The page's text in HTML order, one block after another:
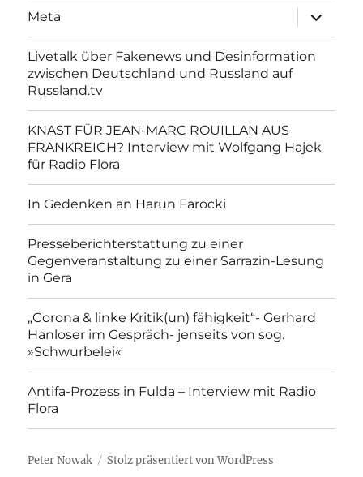
Meta
anzeigen
Livetalk über Fakenews und Desinformation
zwischen Deutschland und Russland auf
Russland.tv
KNAST FÜR JEAN-MARC ROUILLAN AUS
FRANKREICH? Interview mit Wolfgang Hajek
für Radio Flora
In Gedenken an Harun Farocki
Presseberichterstattung zu einer
Gegenveranstaltung zu einer Sarrazin-Lesung
in Gera
„Corona & linke Kritik(un) fähigkeit“- Gerhard
Hanloser im Gespräch- jenseits von sog.
»Schwurbelei«
Antifa-Prozess in Fulda – Interview mit Radio
Flora
Peter Nowak Stolz präsentiert von WordPress